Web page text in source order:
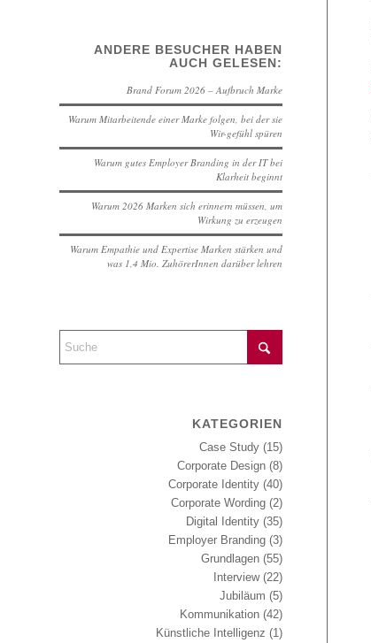
ANDERE BESUCHER HABEN
AUCH GELESEN:
Brand Forum 2026 – Aufbruch Marke
Warum Mitarbeitende einer Marke folgen, bei der sie
Wir-gefühl spüren
Warum gutes Employer Branding in der IT bei
Klarheit beginnt
Warum 2026 Marken sich erinnern müssen, um
Wirkung zu erzeugen
Warum Empathie und Expertise Marken stärken und
was 1,4 Mio. ZuhörerInnen darüber lehren
KATEGORIEN
Case Study(15)
Corporate Design(8)
Corporate Identity(40)
Corporate Wording(2)
Digital Identity(35)
Employer Branding(3)
Grundlagen(55)
Interview(22)
Jubiläum (5)
Kommunikation(42)
Künstliche Intelligenz (1)